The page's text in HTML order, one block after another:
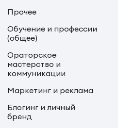
Прочее
Обучение и профессии
(общее)
Ораторское
мастерство и
коммуникации
Маркетинг и реклама
Блогинг и личный
бренд